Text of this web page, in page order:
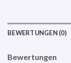
BEWERTUNGEN (0)
Bewertungen